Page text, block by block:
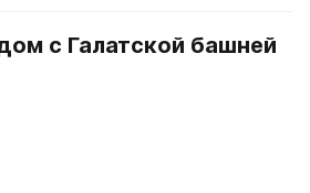
с Галатской башней